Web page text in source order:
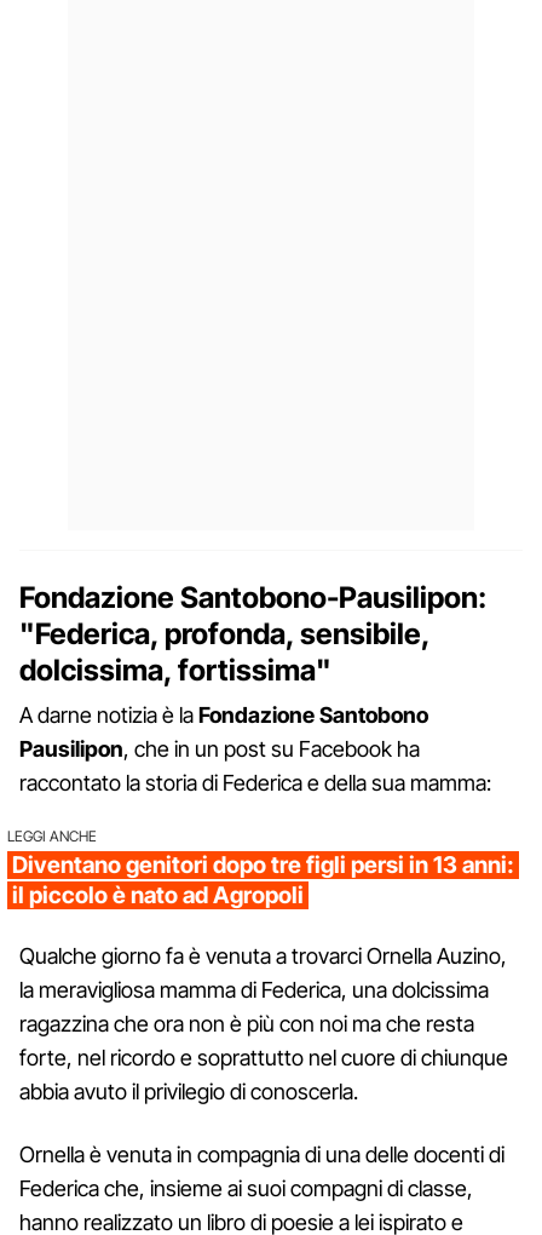
Fondazione Santobono-Pausilipon:
"Federica, profonda, sensibile,
dolcissima, fortissima"
A darne notizia è laFondazione Santobono
Pausilipon, che in un post su Facebook ha
raccontato la storia di Federica e della sua mamma:
LEGGI ANCHE
Diventano genitori dopo tre figli persi in 13 anni:
il piccolo è nato ad Agropoli
Qualche giorno fa è venuta a trovarci Ornella Auzino,
la meravigliosa mamma di Federica, una dolcissima
ragazzina che ora non è più con noi ma che resta
forte, nel ricordo e soprattutto nel cuore di chiunque
abbia avuto il privilegio di conoscerla.
Ornella è venuta in compagnia di una delle docenti di
Federica che, insieme ai suoi compagni di classe,
hanno realizzato un libro di poesie a lei ispirato e